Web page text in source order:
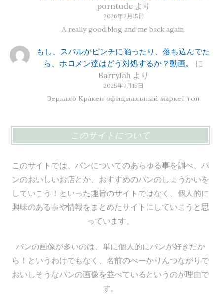
porntudeより
2026年2月15日
A really good blog and me back again.
もし、スバルがピンチに陥ったり、落ち込んでた
ら、ホロメン達はどう対処するか？動画。
に
BarryJah より
2025年7月15日
Зеркало Кракен официальный маркет топ
このサイトについて
このサイトでは、パンについてのあらゆる事を調べ、パ
ンのおいしいお店とか、おすすめのパンのしょうかいを
していこう！といった趣旨のサイトではなく、個人的に
興味のある事や情報をまとめたサイトにしていこうと思
っています。
パンの画像が多いのは、単に個人的にパンが好きだか
ら！というわけでもなく、名前のべーかりんつながりで
おいしそうなパンの画像を並べているというのが理由で
す。